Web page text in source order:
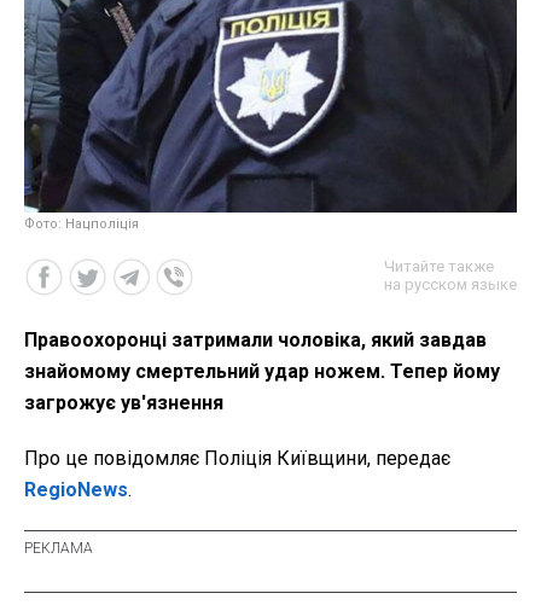
Фото: Нацполіція
Читайте также
на русском языке
Правоохоронці затримали чоловіка, який завдав
знайомому смертельний удар ножем. Тепер йому
загрожує ув'язнення
Про це повідомляє Поліція Київщини, передає
RegioNews.